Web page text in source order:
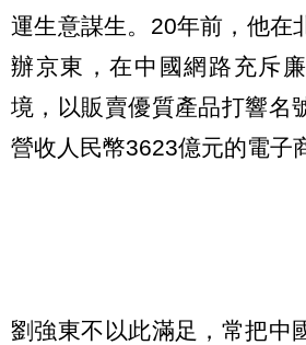
運生意謀生。20年前，他在
辦京東，在中國網路充斥
境，以販賣優質產品打響名
營收人民幣3623億元的電子
劉強東不以此滿足，常把中